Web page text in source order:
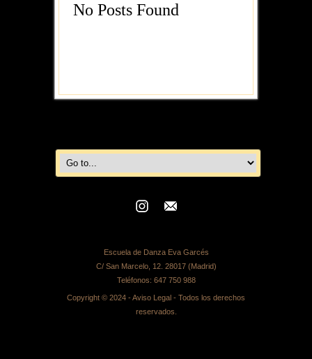
No Posts Found
Escuela de Danza Eva Garcés
C/ San Marcelo, 12. 28017 (Madrid)
Teléfonos: 647 750 988
Copyright © 2024 - Aviso Legal - Todos los derechos
reservados.